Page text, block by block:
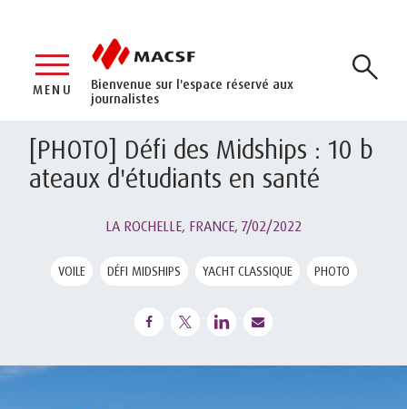
Bienvenue sur l'espace réservé aux
journalistes
MENU
[PHOTO] Défi des Midships : 10 b
ateaux d'étudiants en santé
LA ROCHELLE, FRANCE, 7/02/2022
VOILE DÉFI MIDSHIPS YACHT CLASSIQUE PHOTO